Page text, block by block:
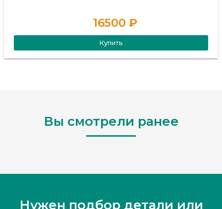
16500 ₽
Купить
Вы смотрели ранее
Нужен подбор детали или